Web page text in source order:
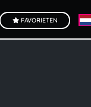
FAVORIETEN